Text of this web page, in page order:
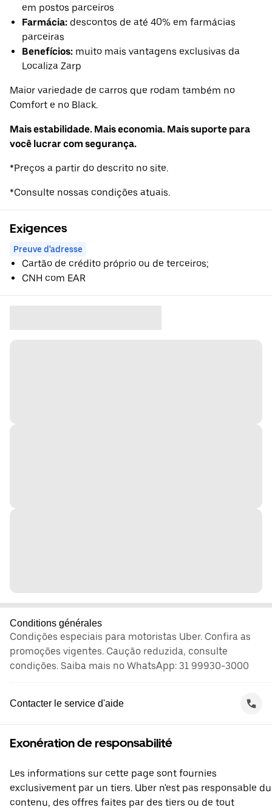
em postos parceiros
Farmácia: descontos de até 40% em farmácias
parceiras
Benefícios: muito mais vantagens exclusivas da
Localiza Zarp
Maior variedade de carros que rodam também no
Comfort e no Black.
Mais estabilidade. Mais economia. Mais suporte para
você lucrar com segurança.
*Preços a partir do descrito no site.
*Consulte nossas condições atuais.
Exigences
Preuve d'adresse
Cartão de crédito próprio ou de terceiros;
CNH com EAR
Conditions générales
Condições especiais para motoristas Uber. Confira as
promoções vigentes. Caução reduzida, consulte
condições. Saiba mais no WhatsApp: 31 99930-3000
Contacter le service d'aide
Exonération de responsabilité
Les informations sur cette page sont fournies
exclusivement par un tiers. Uber n'est pas responsable du
contenu, des offres faites par des tiers ou de tout